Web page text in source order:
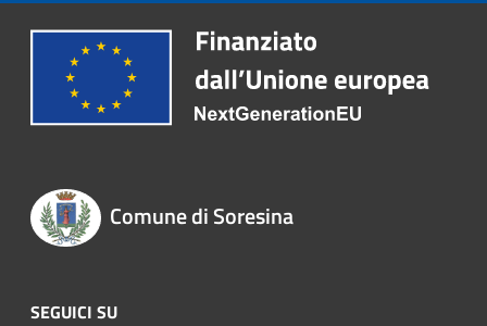
Comune di Soresina
SEGUICI SU